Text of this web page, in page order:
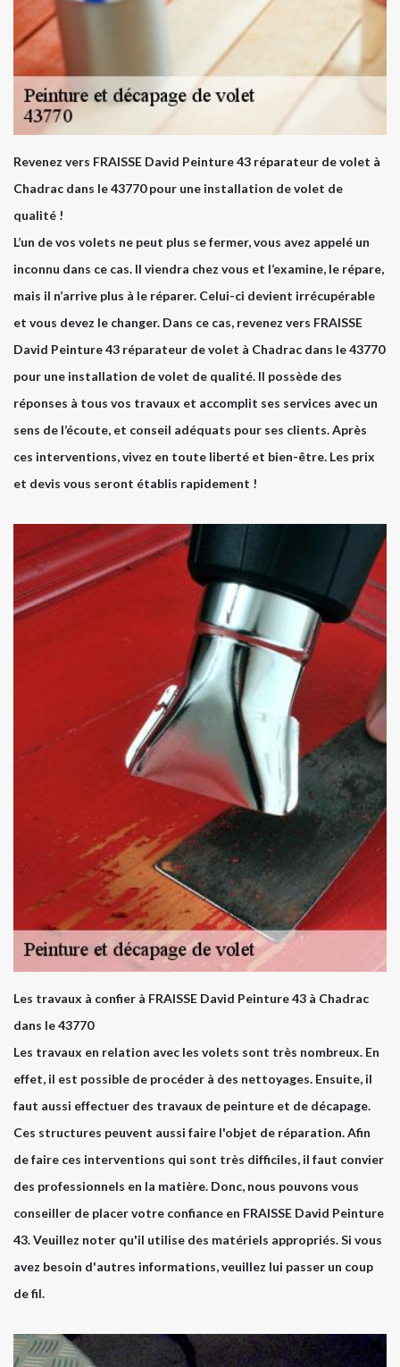
Revenez vers FRAISSE David Peinture 43 réparateur de volet à
Chadrac dans le 43770 pour une installation de volet de
qualité !
L’un de vos volets ne peut plus se fermer, vous avez appelé un
inconnu dans ce cas. Il viendra chez vous et l’examine, le répare,
mais il n’arrive plus à le réparer. Celui-ci devient irrécupérable
et vous devez le changer. Dans ce cas, revenez vers FRAISSE
David Peinture 43 réparateur de volet à Chadrac dans le 43770
pour une installation de volet de qualité. Il possède des
réponses à tous vos travaux et accomplit ses services avec un
sens de l’écoute, et conseil adéquats pour ses clients. Après
ces interventions, vivez en toute liberté et bien-être. Les prix
et devis vous seront établis rapidement !
Les travaux à confier à FRAISSE David Peinture 43 à Chadrac
dans le 43770
Les travaux en relation avec les volets sont très nombreux. En
effet, il est possible de procéder à des nettoyages. Ensuite, il
faut aussi effectuer des travaux de peinture et de décapage.
Ces structures peuvent aussi faire l'objet de réparation. Afin
de faire ces interventions qui sont très difficiles, il faut convier
des professionnels en la matière. Donc, nous pouvons vous
conseiller de placer votre confiance en FRAISSE David Peinture
43. Veuillez noter qu'il utilise des matériels appropriés. Si vous
avez besoin d'autres informations, veuillez lui passer un coup
de fil.